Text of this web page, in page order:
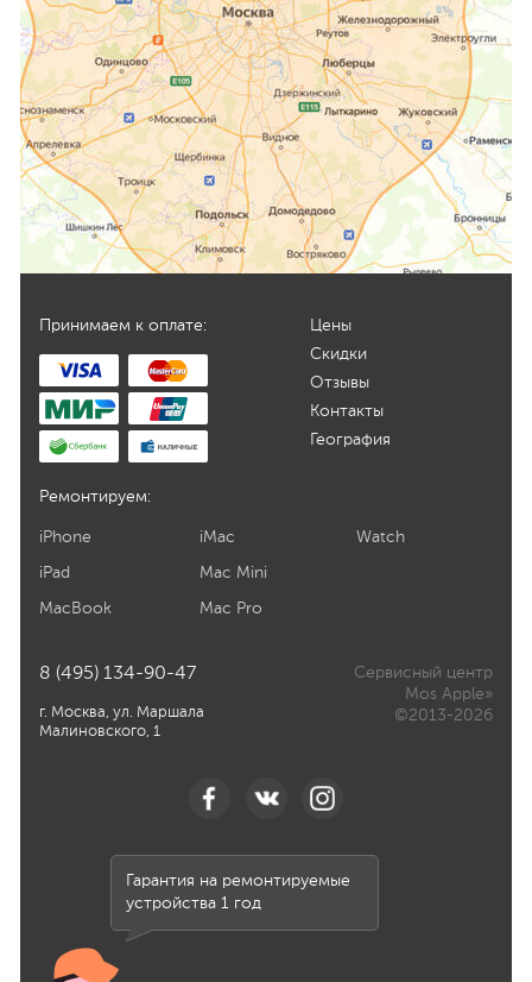
Принимаем к оплате:
Цены
Скидки
Отзывы
Контакты
География
Ремонтируем:
iPhone
iPad
MacBook
iMac
Mac Mini
Mac Pro
Watch
8 (495) 134-90-47
г. Москва, ул. Маршала
Малиновского, 1
Сервисный центр
Mos Apple»
©2013-2026
Гарантия на ремонтируемые
устройства 1 год